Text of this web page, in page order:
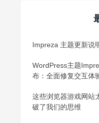
Impreza 主题更新说
WordPress主题
布：全面修复交互体
这些浏览器游戏网站
破了我们的思维